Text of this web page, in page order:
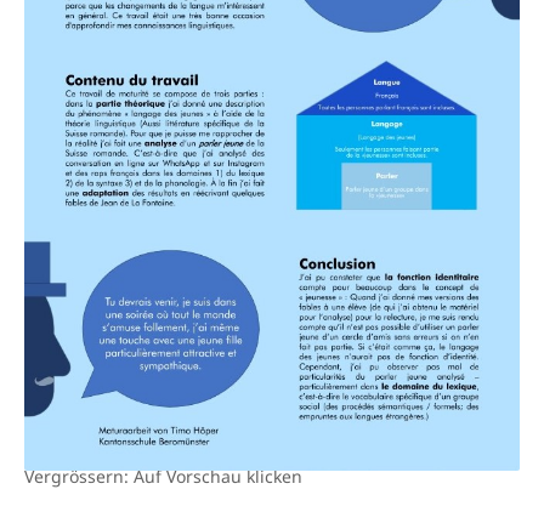
Vergrössern: Auf Vorschau klicken
Tabakprävention, Primärprävention,
Sekundärprävention, Tertiärprävention
Darmkrebsvorsorge
Kantonales Tabakpräventionsprogramm
Gesundheitsförderung
Prävention (Polizei)
Gesundheitsversorgung
Soziale Sicherheit
Sozialversicherungen, Sozialpolitik,
Arbeitslosenversicherung,
Mutterschaftsversicherung, Krankenversicherung,
Unfallversicherung, Invalidenversicherung,
Sozialhilfe
Kranken- und Unfallversicherung
(gruezi.lu.ch)
Krankenversicherung (WAS Luzern)
Existenzsicherung - Sozialhilfe
Soziales und Gesellschaft (Dienststelle)
Sucht und Drogen
Drogenabhängigkeit, Drogensucht,
Medikamentenabhängigkeit,
Arzneimittelabhängigkeit, Suchtkrankheit,
Drogenabhängige, Drogensüchtige,
Betäubungsmittel, Suchtmittel, Psychopharmaka
Fachstelle Sucht Region Luzern
Gesundheitsversorgung
Gesundheitsversorgung, Spital, Pflegeinitiative,